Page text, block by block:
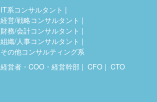
IT系コンサルタント
経営/戦略コンサルタント
財務/会計コンサルタント
組織/人事コンサルタント
その他コンサルティング系
経営者・COO・経営幹部 CFO
CTO